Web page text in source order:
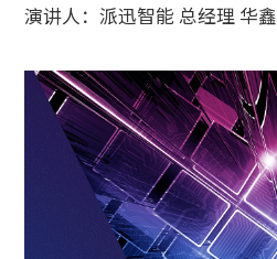
演讲人：派迅智能 总经理 华鑫